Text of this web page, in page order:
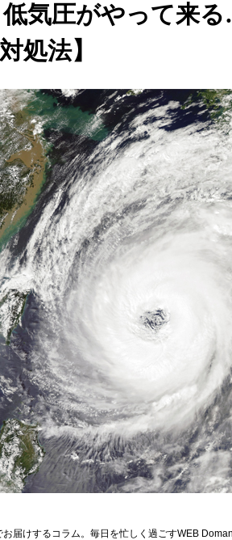
気圧がやって来
処法】
届けするコラム。毎日を忙しく過ごすWEB